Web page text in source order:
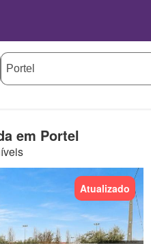
em Portel
Atualizado